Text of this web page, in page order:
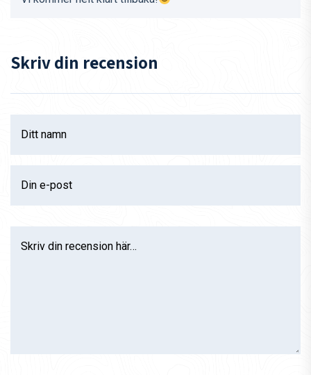
Skriv din recension
Ditt namn
Din e-post
Skriv din recension här…